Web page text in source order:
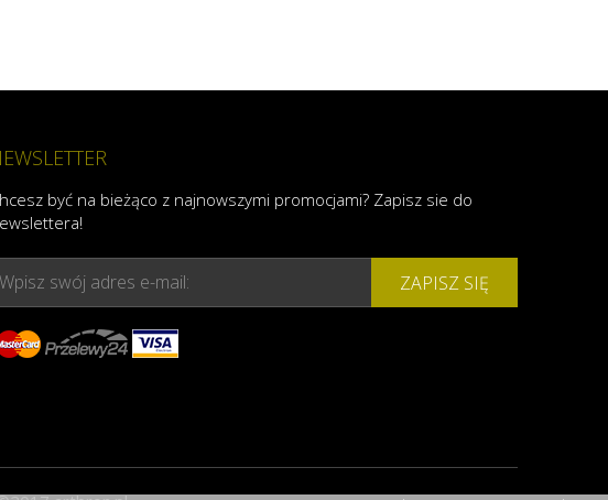
być na bieżąco z najnowszymi promocjami? Zapisz sie do
Wpisz swój adres e-mail: ZAPISZ SIĘ